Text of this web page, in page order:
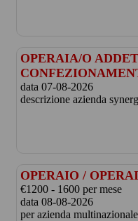
OPERAIA/O
data 07-08-2026
descrizione azienda
OPERAIO /
€1200 - 1600 per mese
data 08-08-2026
per azienda